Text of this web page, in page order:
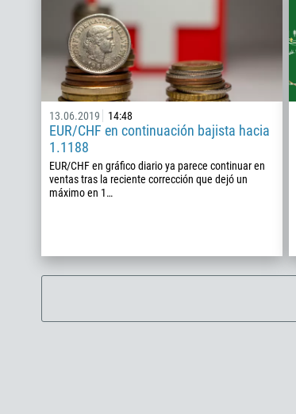
13.06.2019 14:48
EUR/CHF en continuación bajista hacia
1.1188
EUR/CHF en gráfico diario ya parece continuar en
ventas tras la reciente corrección que dejó un
máximo en 1…